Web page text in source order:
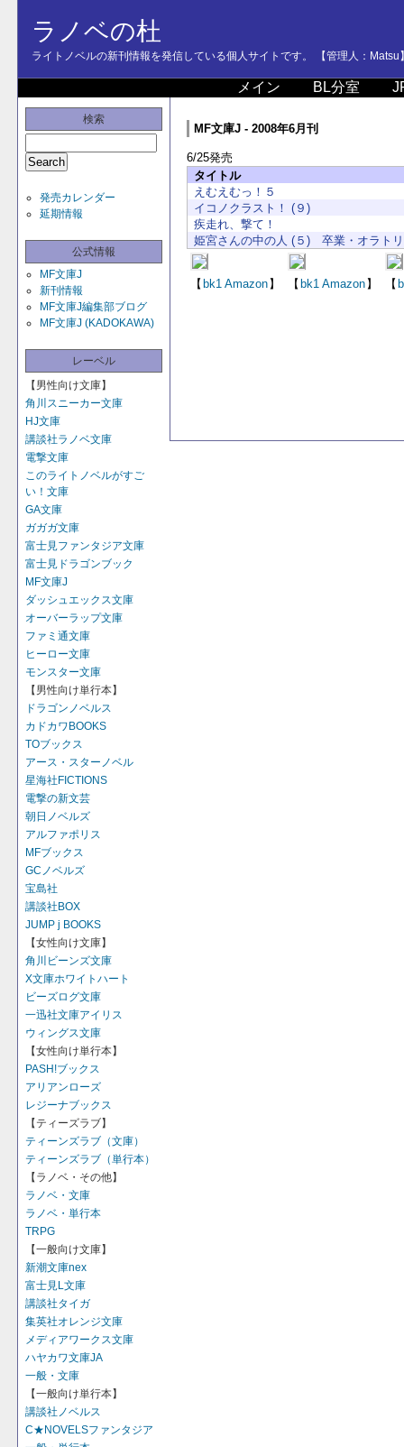
ラノベの杜
ライトノベルの新刊情報を発信している個人サイトです。 【管理人：Matsu
メイン BL分室
検索
発売カレンダー
延期情報
公式情報
MF文庫J
新刊情報
MF文庫J編集部ブログ
MF文庫J (KADOKAWA)
レーベル
【男性向け文庫】
角川スニーカー文庫
HJ文庫
講談社ラノベ文庫
電撃文庫
このライトノベルがすご
い！文庫
GA文庫
ガガガ文庫
富士見ファンタジア文庫
富士見ドラゴンブック
MF文庫J
ダッシュエックス文庫
オーバーラップ文庫
ファミ通文庫
ヒーロー文庫
モンスター文庫
【男性向け単行本】
ドラゴンノベルス
カドカワBOOKS
TOブックス
アース・スターノベル
星海社FICTIONS
電撃の新文芸
朝日ノベルズ
アルファポリス
MFブックス
GCノベルズ
宝島社
講談社BOX
JUMP j BOOKS
【女性向け文庫】
角川ビーンズ文庫
X文庫ホワイトハート
ビーズログ文庫
一迅社文庫アイリス
ウィングス文庫
【女性向け単行本】
PASH!ブックス
アリアンローズ
レジーナブックス
【ティーズラブ】
ティーンズラブ（文庫）
ティーンズラブ（単行本）
【ラノベ・その他】
ラノベ・文庫
ラノベ・単行本
TRPG
【一般向け文庫】
新潮文庫nex
富士見L文庫
講談社タイガ
集英社オレンジ文庫
メディアワークス文庫
ハヤカワ文庫JA
一般・文庫
【一般向け単行本】
講談社ノベルス
C★NOVELSファンタジア
MF文庫J - 2008年6月刊
6/25発売
タイトル
えむえむっ！５
イコノクラスト！ (９)
疾走れ、撃て！
姫宮さんの中の人 (５) 卒業・オラト
【 bk1 Amazon 】 【 bk1 Amazon 】 【